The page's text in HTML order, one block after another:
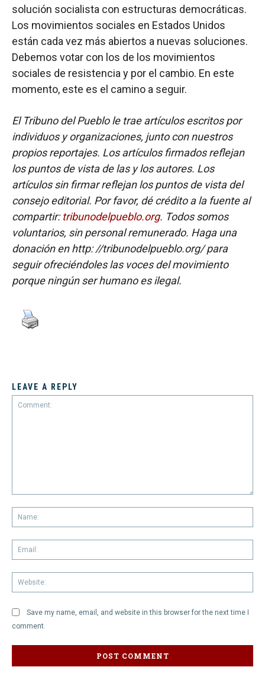
solución socialista con estructuras democráticas.
Los movimientos sociales en Estados Unidos
están cada vez más abiertos a nuevas soluciones.
Debemos votar con los de los movimientos
sociales de resistencia y por el cambio. En este
momento, este es el camino a seguir.
El Tribuno del Pueblo le trae artículos escritos por
individuos y organizaciones, junto con nuestros
propios reportajes. Los artículos firmados reflejan
los puntos de vista de las y los autores. Los
artículos sin firmar reflejan los puntos de vista del
consejo editorial. Por favor, dé crédito a la fuente al
compartir:tribunodelpueblo.org. Todos somos
voluntarios, sin personal remunerado. Haga una
donación en http: //tribunodelpueblo.org/ para
seguir ofreciéndoles las voces del movimiento
porque ningún ser humano es ilegal.
LEAVE A REPLY
Save my name, email, and website in this browser for the next time I
comment.